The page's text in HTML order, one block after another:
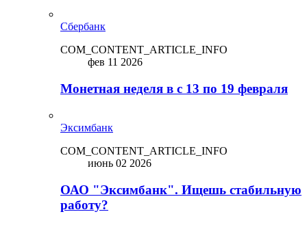
Сбербанк
COM_CONTENT_ARTICLE_INFO
фев 11 2026
Монетная неделя в с 13 по 19 февраля
Эксимбанк
COM_CONTENT_ARTICLE_INFO
июнь 02 2026
ОАО "Эксимбанк". Ищешь стабильную
работу?